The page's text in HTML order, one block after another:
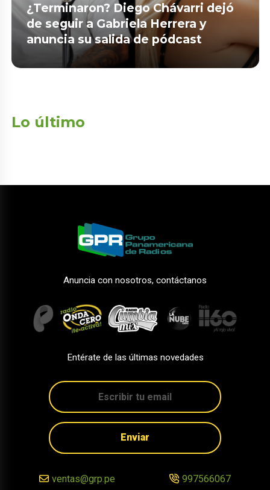
¿Terminaron? Diego Chávarri dejó
de seguir a Gabriela Herrera y
anuncia su salida de pódcast
Lo último
Anuncia con nosotros, contáctanos
Entérate de las últimas novedades
Enviar
ventas@grp.pe 997566067